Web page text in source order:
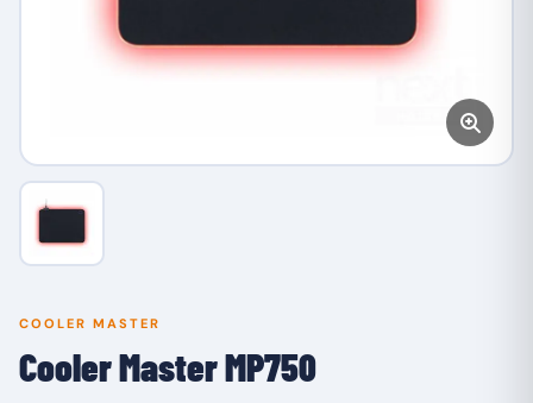
COOLER MASTER
Cooler Master MP750